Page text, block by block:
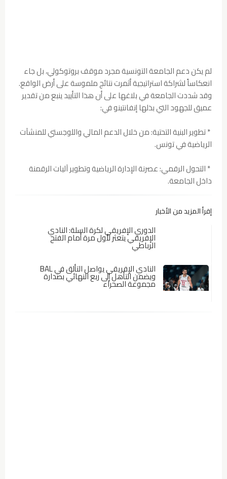
لم يكن دعم الجامعة التونسية مجرد موقف بروتوكولي، بل جاء
انعكاساً لشراكة استراتيجية أثمرت نتائج ملموسة على أرض الواقع.
وقد شددت الجامعة في بلاغها على أن هذا التأييد ينبع من تقدير
عميق للجهود التي بذلها إنفانتينو في:
* تطوير البنية التحتية: من خلال الدعم المالي واللوجستي للمنشآت
الرياضية في تونس.
* التحول الرقمي: عصرنة الإدارة الرياضية وتطوير آليات الرقمنة
داخل الجامعة.
إقرأ المزيد من الأخبار
الدوري الإفريقي لكرة السلة: النادي
الإفريقي يتعثر لأول مرة أمام الفتح
الرباطي
النادي الإفريقي يواصل التألق في BAL
ويضمن التأهل إلى ربع النهائي بصدارة
مجموعة الصحراء